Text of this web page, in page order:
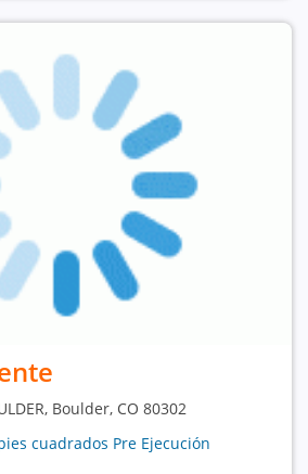
Boulder, CO 80302
cuadrados Pre Ejecución